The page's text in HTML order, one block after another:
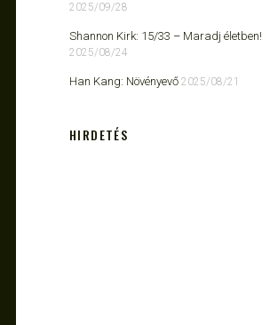
2025/09/28
Shannon Kirk: 15/33 ​– Maradj életben!
2025/08/24
Han Kang: Növényevő 2025/08/21
HIRDETÉS